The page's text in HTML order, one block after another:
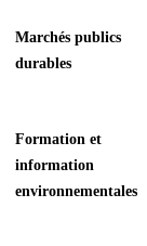
Marchés publics
durables
Formation et
information
environnementales